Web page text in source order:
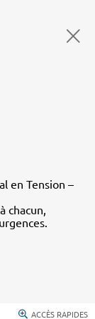
en Tension –
chacun,
ACCÈS RAPIDES